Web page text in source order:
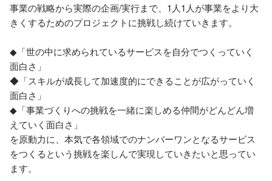
事業の戦略から実際の企画/実行まで、1人1人が事業をより大
きくするためのプロジェクトに挑戦し続けていきます。
◆「世の中に求められているサービスを自分でつくっていく
面白さ」
◆「スキルが成長して加速度的にできることが広がっていく
面白さ」
◆「事業づくりへの挑戦を一緒に楽しめる仲間がどんどん増
えていく面白さ」
を原動力に、本気で各領域でのナンバーワンとなるサービス
をつくるという挑戦を楽しんで実現していきたいと思ってい
ます。